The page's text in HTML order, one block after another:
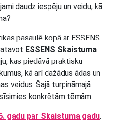
daudz iespēju un veidu, kā
pasaulē kopā ar ESSENS.
ESSENS Skaistuma
kas piedāvā praktisku
kā arī dažādus ādas un
veidus. Šajā turpināmajā
konkrētām tēmām.
gadu par Skaistuma gadu.